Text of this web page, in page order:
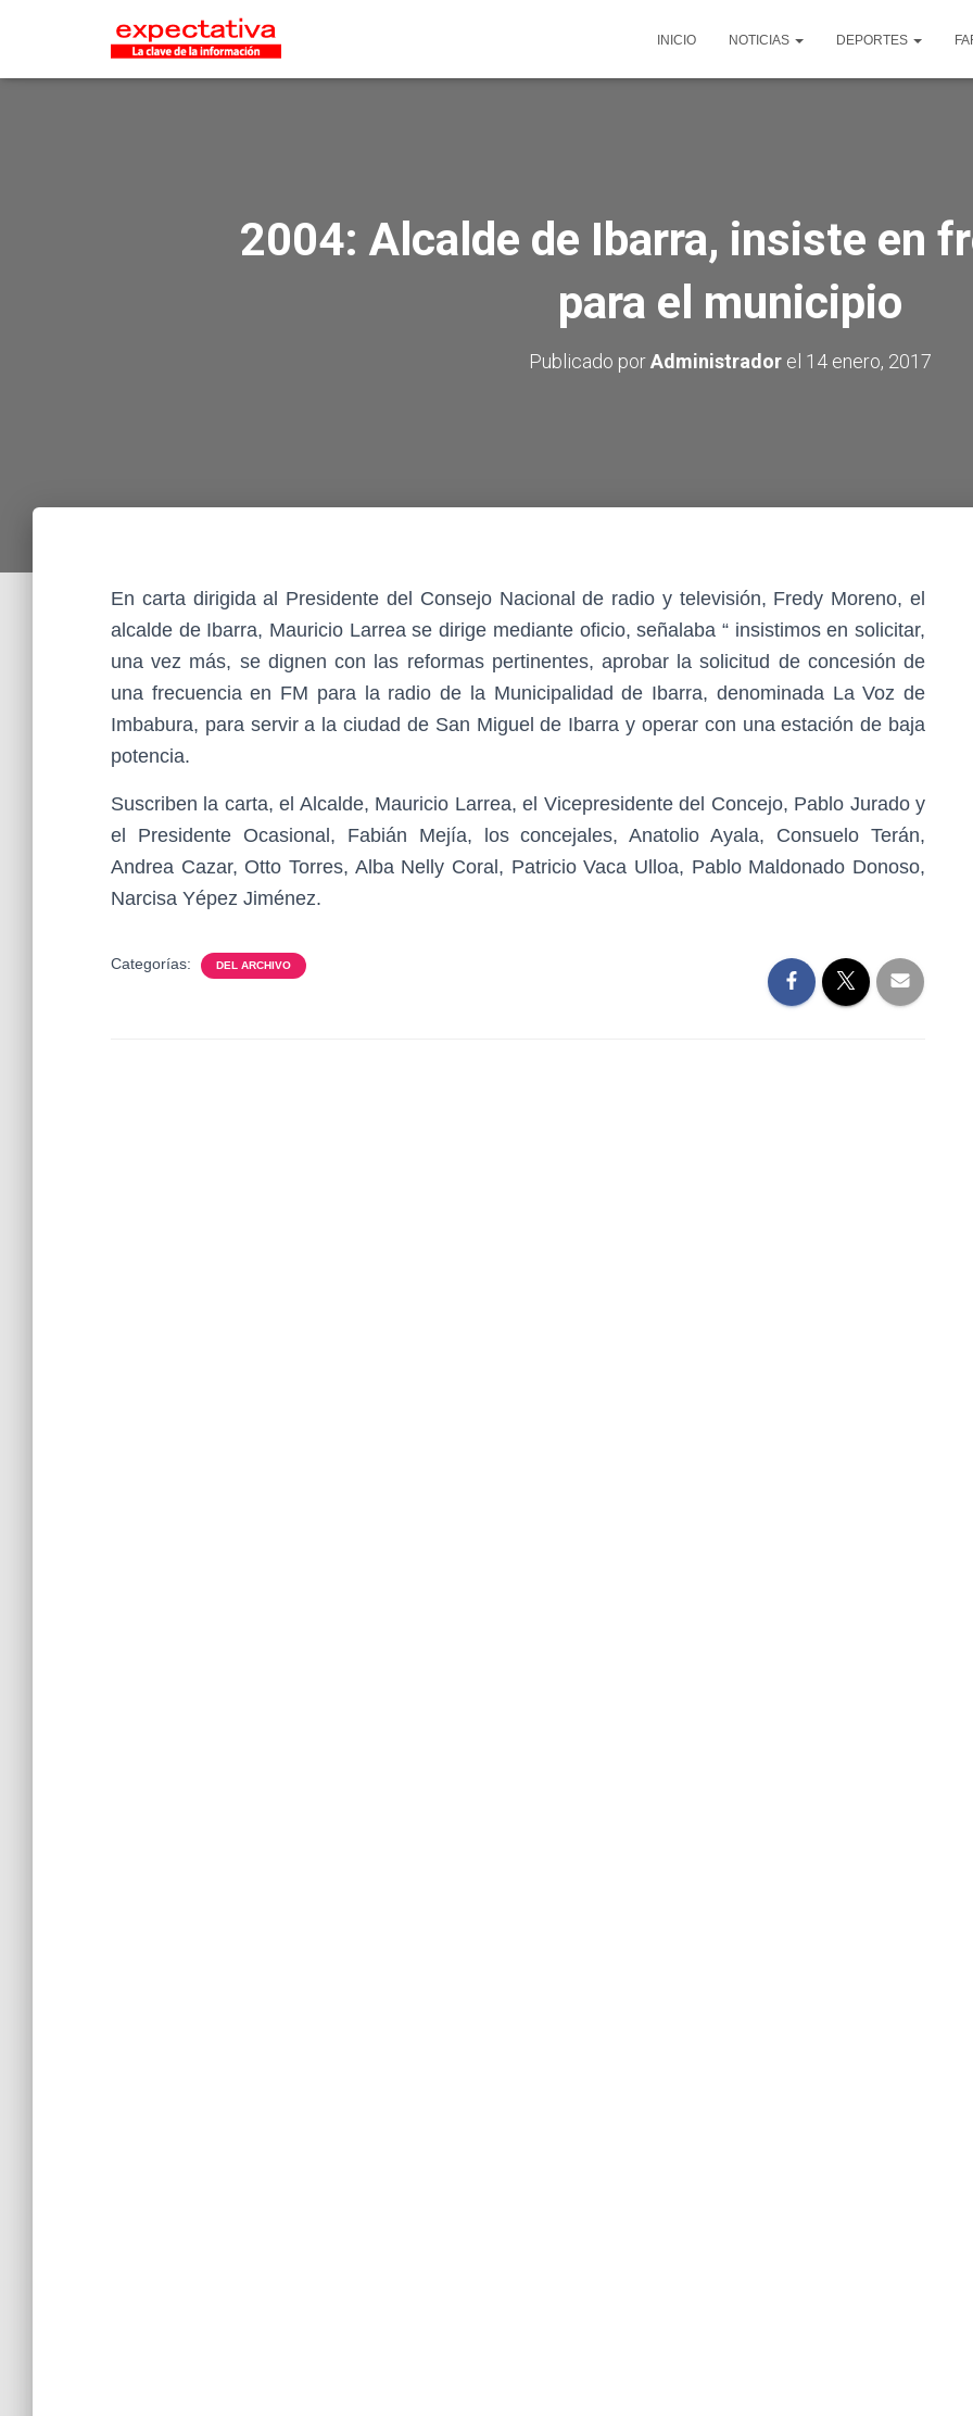
INICIO NOTICIAS DEPORTES
2004: Alcalde de Ibarra, insiste en
para el municipio
Publicado porAdministradorel 14 enero, 2017
En carta dirigida al Presidente del Consejo Nacional de radio y televisión, Fredy Moreno, el
alcalde de Ibarra, Mauricio Larrea se dirige mediante oficio, señalaba “ insistimos en solicitar,
una vez más, se dignen con las reformas pertinentes, aprobar la solicitud de concesión de
una frecuencia en FM para la radio de la Municipalidad de Ibarra, denominada La Voz de
Imbabura, para servir a la ciudad de San Miguel de Ibarra y operar con una estación de baja
potencia.
Suscriben la carta, el Alcalde, Mauricio Larrea, el Vicepresidente del Concejo, Pablo Jurado y
el Presidente Ocasional, Fabián Mejía, los concejales, Anatolio Ayala, Consuelo Terán,
Andrea Cazar, Otto Torres, Alba Nelly Coral, Patricio Vaca Ulloa, Pablo Maldonado Donoso,
Narcisa Yépez Jiménez.
Categorías: DEL ARCHIVO